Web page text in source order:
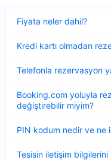
Fiyata neler dahil?
Kredi kartı olmadan
Telefonla rezervasyon
Booking.com yoluyla
değiştirebilir miyim?
PIN kodum nedir ve ne
Tesisin iletişim